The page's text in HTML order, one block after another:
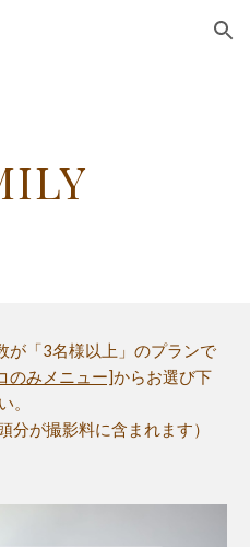
Skip to navigation
が「3名様以上」のプランで
のみメニュー]からお選び下
。
分が撮影料に含まれます）